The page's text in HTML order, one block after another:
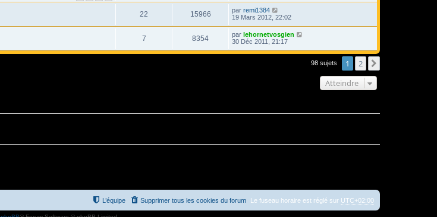
22 15966 par remi1384
19 Mars 2012, 22:02
7 8354 par lehornetvosgien
30 Déc 2011, 21:17
98 sujets 1 2
Atteindre
Le fuseau horaire est réglé sur UTC+02:00
Supprimer tous les cookies du forum
L’équipe